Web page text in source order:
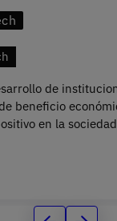
de
beneficio
en la